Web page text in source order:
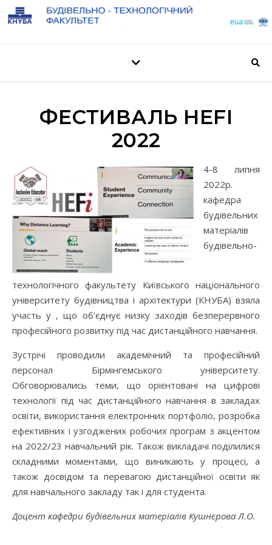
ФЕСТИВАЛЬ HEFI
2022
4-8 липня
2022р.
кафедра
будівельних
матеріалів
будівельно-
технологічного факультету Київського національного
університету будівництва і архітектури (КНУБА) взяла
участь у , що об’єднує низку заходів безперервного
професійного розвитку під час дистанційного навчання.
Зустрічі проводили академічний та професійний
персонал Бірмінгемського університету.
Обговорювались теми, що орієнтовані на цифрові
технології під час дистанційного навчання в закладах
освіти, використання електронних портфоліо, розробка
ефективних і узгоджених робочих програм з акцентом
на 2022/23 навчальний рік. Також викладачі поділилися
складними моментами, що виникають у процесі, а
також досвідом та перевагою дистанційної освіти як
для навчального закладу так і для студента.
Доцент кафедри будівельних матеріалів Кушнєрова Л.О.